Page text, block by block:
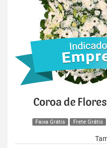
Coroa de
Faixa Grátis Frete Grátis